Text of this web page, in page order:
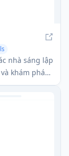
nhà sáng lập
khám phá
khác để